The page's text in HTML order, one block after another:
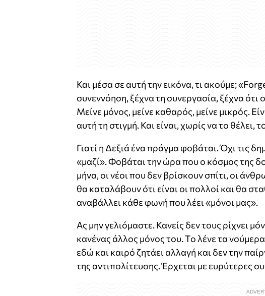
Και μέσα σε αυτή την εικόνα, τι ακούμε;
συνεννόηση, ξέχνα τη συνεργασία, ξέχνα
Μείνε μόνος, μείνε καθαρός, μείνε μικρός.
αυτή τη στιγμή. Και είναι, χωρίς να το
Γιατί η Δεξιά ένα πράγμα φοβάται. Όχι τις
«μαζί». Φοβάται την ώρα που ο κόσμος της
μήνα, οι νέοι που δεν βρίσκουν σπίτι, οι
θα καταλάβουν ότι είναι οι πολλοί και θα
αναβάλλει κάθε φωνή που λέει «μόνοι μας».
Ας μην γελιόμαστε. Κανείς δεν τους ρίχνει
κανένας άλλος μόνος του. Το λένε τα
εδώ και καιρό ζητάει αλλαγή και δεν την
της αντιπολίτευσης. Έρχεται με ευρύτερες